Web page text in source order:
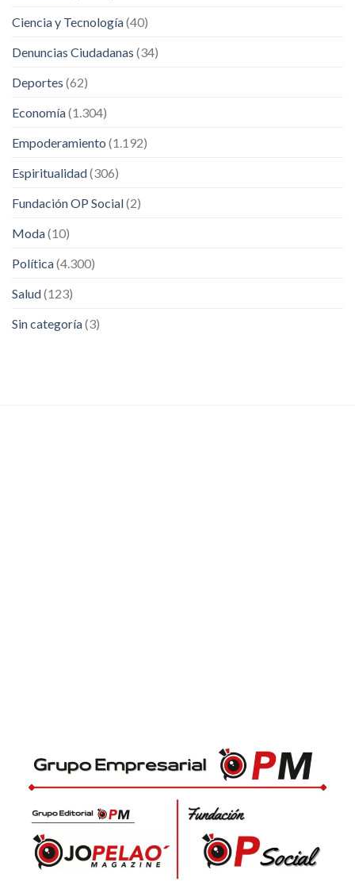
Ciencia y Tecnología(40)
Denuncias Ciudadanas (34)
Deportes (62)
Economía(1.304)
Empoderamiento (1.192)
Espiritualidad(306)
Fundación OP Social(2)
Moda(10)
Política(4.300)
Salud(123)
Sin categoría(3)